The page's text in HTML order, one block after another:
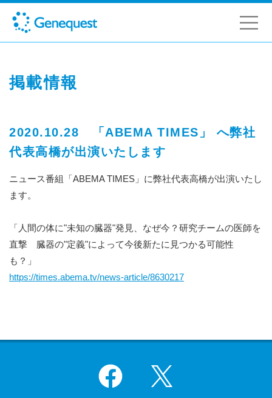
掲載情報
2020.10.28 「ABEMA TIMES」 へ弊社
代表高橋が出演いたします
ニュース番組「ABEMA TIMES」に弊社代表高橋が出演いたし
ます。
「人間の体に"未知の臓器"発見、なぜ今？ 研究チームの医師を
直撃 臓器の"定義"によって今後新たに見つかる可能性
も？」
https://times.abema.tv/news-article/8630217
Facebook